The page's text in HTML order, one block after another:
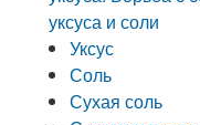
уксуса и соли
Уксус
Соль
Сухая соль